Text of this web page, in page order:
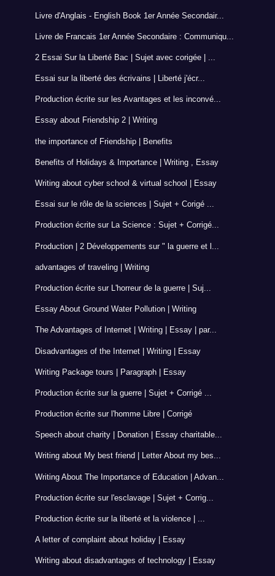
Livre d'Anglais - English Book 1er Année Secondair...
Livre de Francais 1er Année Secondaire : Communiqu...
2 Essai Sur la Liberté Bac | Sujet avec corigée | ...
Essai sur la liberté des écrivains | Liberté j'écr...
Production écrite sur les Avantages et les inconvé...
Essay about Friendship 2 | Writing
the importance of Friendship | Benefits
Benefits of Holidays & Importance | Writing , Essay
Writing about cyber school & virtual school | Essay
Essai sur le rôle de la sciences | Sujet + Corigé ...
Production écrite sur La Science : Sujet + Corrigé...
Production | 2 Développements sur " la guerre et l...
advantages of traveling | Writing
Production écrite sur L'horreur de la guerre | Suj...
Essay About Ground Water Pollution | Writing
The Advantages of Internet | Writing | Essay | par...
Disadvantages of the Internet | Writing | Essay
Writing Package tours | Paragraph | Essay
Production écrite sur la guerre | Sujet + Corrigé ...
Production écrite sur l'homme Libre | Corrigé
Speech about charity | Donation | Essay charitable...
Writing about My best friend | Letter About my bes...
Writing About The Importance of Education | Advan...
Production écrite sur l'esclavage | Sujet + Corrig...
Production écrite sur la liberté et la violence | ...
A letter of complaint about holiday | Essay
Writing about disadvantages of technology | Essay